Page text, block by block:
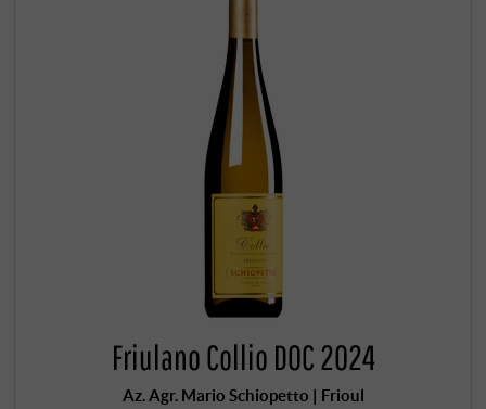
Friulano Collio DOC 2024
Az. Agr. Mario Schiopetto | Frioul